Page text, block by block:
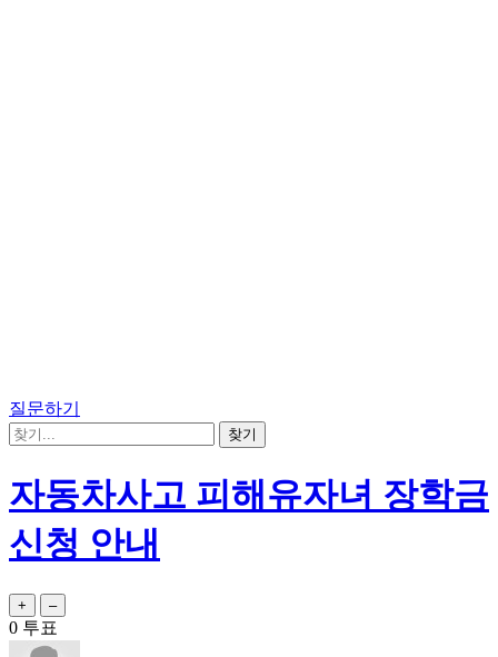
질문하기
자동차사고 피해유자녀 장학금
신청 안내
0 투표